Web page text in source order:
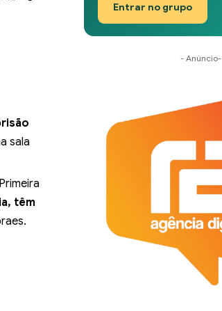
sala
têm
Entrar no grupo
- Anúncio-